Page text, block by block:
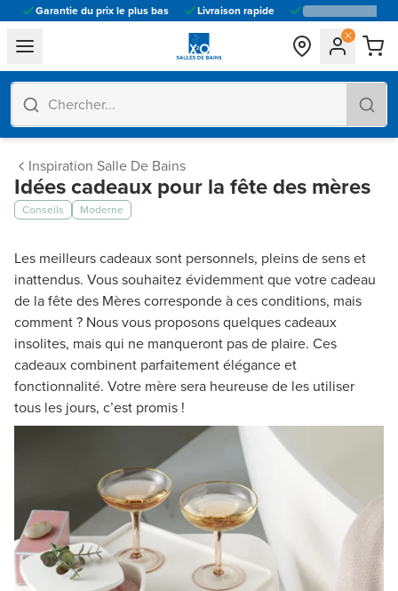
Garantie du prix le plus bas Livraison rapide
general.navigation.toggle_menu.label
Inspiration Salle De Bains
Idées cadeaux pour la fête des mères
Conseils Moderne
Les meilleurs cadeaux sont personnels, pleins de sens et
inattendus. Vous souhaitez évidemment que votre cadeau
de la fête des Mères corresponde à ces conditions, mais
comment ? Nous vous proposons quelques cadeaux
insolites, mais qui ne manqueront pas de plaire. Ces
cadeaux combinent parfaitement élégance et
fonctionnalité. Votre mère sera heureuse de les utiliser
tous les jours, c’est promis !